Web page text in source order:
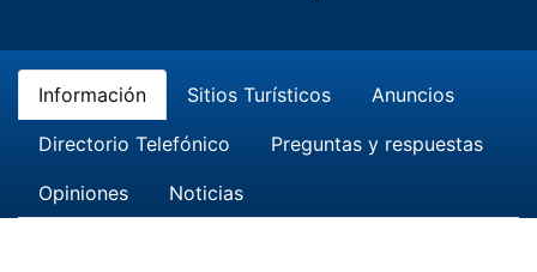
Información Sitios Turísticos Anuncios
Directorio Telefónico Preguntas y respuestas
Opiniones Noticias